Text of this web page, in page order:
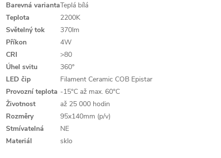
Barevná variantaTeplá bílá
Teplota
2200K
Světelný tok
370lm
Příkon
4W
CRI
>80
Úhel svitu
360°
LED čip
Filament Ceramic COB Epistar
Provozní teplota -15°C až max. 60°C
Životnost
až 25 000 hodin
Rozměry
95x140mm (p/v)
Stmívatelná
NE
Materiál
sklo